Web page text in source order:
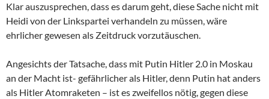
Klar auszusprechen, dass es darum geht, diese Sache nicht mit
Heidi von der Linkspartei verhandeln zu müssen, wäre
ehrlicher gewesen als Zeitdruck vorzutäuschen.
Angesichts der Tatsache, dass mit Putin Hitler 2.0 in Moskau
an der Macht ist- gefährlicher als Hitler, denn Putin hat anders
als Hitler Atomraketen – ist es zweifellos nötig, gegen diese